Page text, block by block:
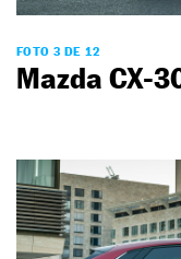
FOTO 3 DE 12
Mazda CX-